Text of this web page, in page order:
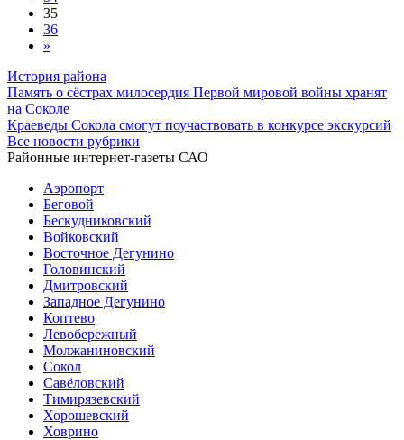
35
36
»
История района
Память о сёстрах милосердия Первой мировой войны хранят
на Соколе
Краеведы Сокола смогут поучаствовать в конкурсе экскурсий
Все новости рубрики
Районные интернет-газеты САО
Аэропорт
Беговой
Бескудниковский
Войковский
Восточное Дегунино
Головинский
Дмитровский
Западное Дегунино
Коптево
Левобережный
Молжаниновский
Сокол
Савёловский
Тимирязевский
Хорошевский
Ховрино